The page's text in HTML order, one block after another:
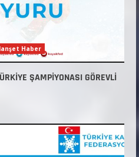
Haber
ŞAMPİYONASI GÖREVLİ